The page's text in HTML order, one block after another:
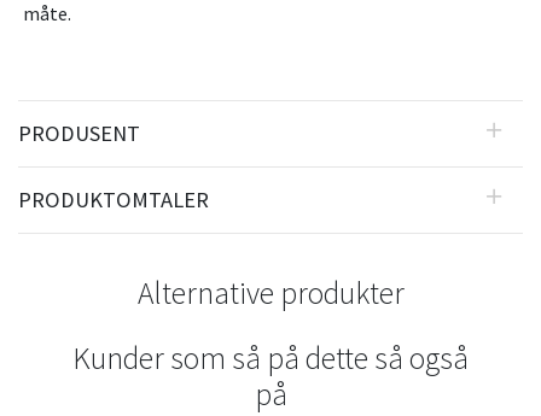
måte.
PRODUSENT
PRODUKTOMTALER
Alternative produkter
Kunder som så på dette så også
på